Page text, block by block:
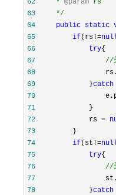
63
*/
64
public static
65
if(rs!=
66
try
67
//
68
69
             }
catch
70
71
72
             rs =
73
74
if(st!=
75
try
76
//
77
78
             }
catch